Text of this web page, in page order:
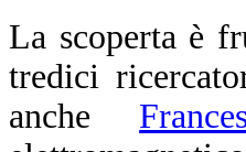
La scoperta è
tredici
anche